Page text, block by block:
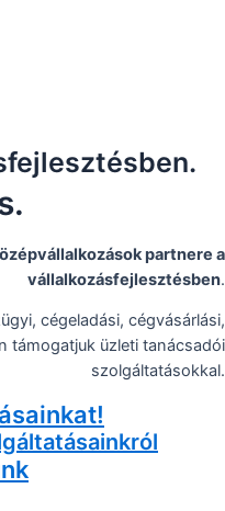
partnere a
vállalkozásfejlesztésben.
cégeladási, cégvásárlási,
támogatjuk üzleti tanácsadói
szolgáltatásokkal.